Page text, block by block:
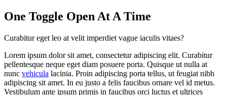
One Toggle Open At A Time
Curabitur eget leo at velit imperdiet vague iaculis vitaes?
Lorem ipsum dolor sit amet, consectetur adipiscing elit. Curabitur
pellentesque neque eget diam posuere porta. Quisque ut nulla at
nunc vehicula lacinia. Proin adipiscing porta tellus, ut feugiat nibh
adipiscing sit amet. In eu justo a felis faucibus ornare vel id metus.
Vestibulum ante ipsum primis in faucibus orci luctus et ultrices